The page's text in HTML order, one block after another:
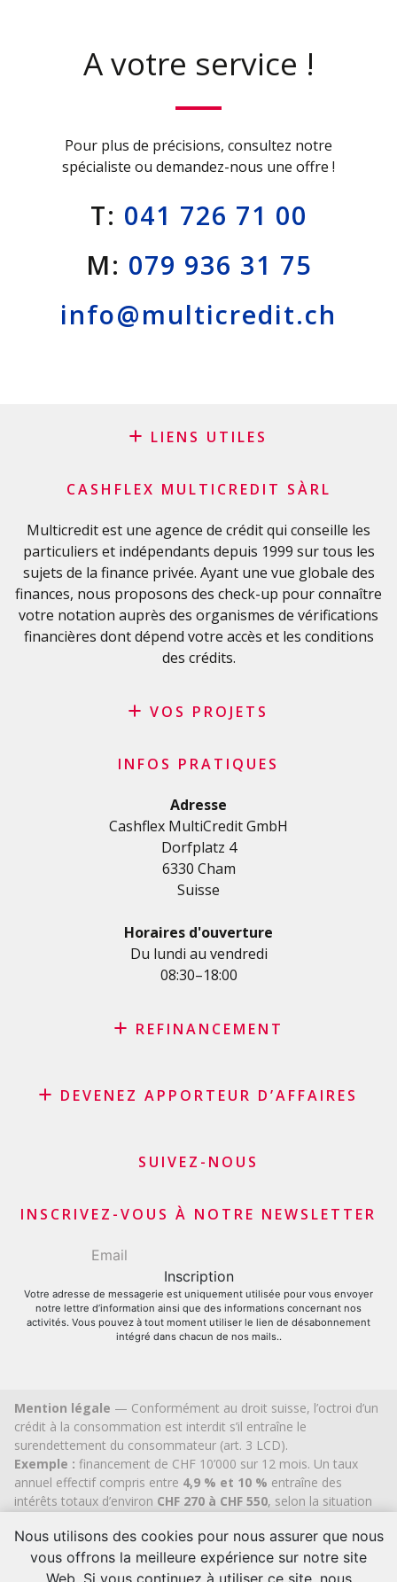
A votre service !
Pour plus de précisions, consultez notre
spécialiste ou demandez-nous une offre !
T: 041 726 71 00
M: 079 936 31 75
info@multicredit.ch
LIENS UTILES
Glossaire financier
FAQ
Liste de contrôle importante
Conditions générales
Politique de confidentialité
CASHFLEX MULTICREDIT SÀRL
Multicredit est une agence de crédit qui conseille les
particuliers et indépendants depuis 1999 sur tous les
sujets de la finance privée. Ayant une vue globale des
finances, nous proposons des check-up pour connaître
votre notation auprès des organismes de vérifications
financières dont dépend votre accès et les conditions
des crédits.
VOS PROJETS
Crédit personnel en Suisse
Crédit rénovation
Crédit véhicule
Crédit de formation
Crédit médical
Crédits divers
Crédit personnel pour les indépendants
Crédit PME
Carte de crédit
INFOS PRATIQUES
Adresse
Cashflex MultiCredit GmbH
Dorfplatz 4
6330 Cham
Suisse
Horaires d'ouverture
Du lundi au vendredi
08:30–18:00
REFINANCEMENT
Rachat de leasing
Demande carte de crédit
DEVENEZ APPORTEUR D’AFFAIRES
Apporteurs d’affaires commerçants et marchands
SUIVEZ-NOUS
INSCRIVEZ-VOUS À NOTRE NEWSLETTER
Votre adresse de messagerie est uniquement utilisée pour vous envoyer
notre lettre d’information ainsi que des informations concernant nos
activités. Vous pouvez à tout moment utiliser le lien de désabonnement
intégré dans chacun de nos mails..
Mention légale — Conformément au droit suisse, l’octroi d’un
crédit à la consommation est interdit s’il entraîne le
surendettement du consommateur (art. 3 LCD).
Exemple : financement de CHF 10’000 sur 12 mois. Un taux
annuel effectif compris entre 4,9 % et 10 % entraîne des
intérêts totaux d’environ CHF 270 à CHF 550, selon la situation
Cashflex MultiCredit GmbH, inscrite au Registre du
commerce ducanton de Zougdepuis 2007 (IDECHE-
113.592.711), bénéficie de l’autorisation cantonale officielle
Nous utilisons des cookies pour nous assurer que nous
vous offrons la meilleure expérience sur notre site
Web. Si vous continuez à utiliser ce site, nous